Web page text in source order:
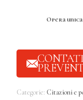
Opera
Categorie: Citazioni e